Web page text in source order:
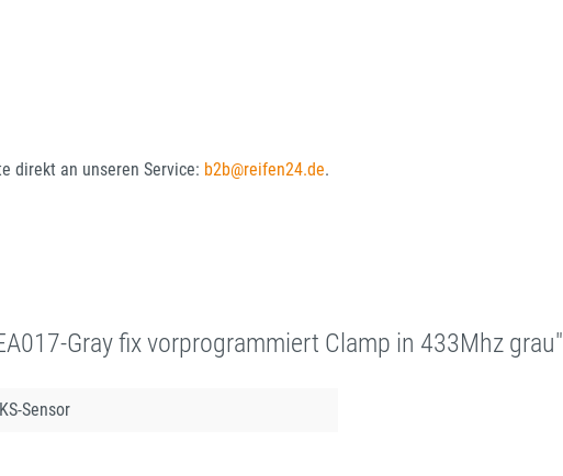
direkt an unseren Service: b2b@reifen24.de.
Gray fix vorprogrammiert Clamp in 433Mhz grau"
Sensor